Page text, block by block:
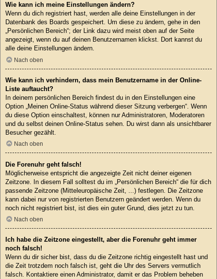
Wie kann ich meine Einstellungen ändern?
Wenn du dich registriert hast, werden alle deine Einstellungen in der
Datenbank des Boards gespeichert. Um diese zu ändern, gehe in den
„Persönlichen Bereich“; der Link dazu wird meist oben auf der Seite
angezeigt, wenn du auf deinen Benutzernamen klickst. Dort kannst du
alle deine Einstellungen ändern.
Nach oben
Wie kann ich verhindern, dass mein Benutzername in der Online-
Liste auftaucht?
In deinem persönlichen Bereich findest du in den Einstellungen eine
Option „Meinen Online-Status während dieser Sitzung verbergen“. Wenn
du diese Option einschaltest, können nur Administratoren, Moderatoren
und du selbst deinen Online-Status sehen. Du wirst dann als unsichtbarer
Besucher gezählt.
Nach oben
Die Forenuhr geht falsch!
Möglicherweise entspricht die angezeigte Zeit nicht deiner eigenen
Zeitzone. In diesem Fall solltest du im „Persönlichen Bereich“ die für dich
passende Zeitzone (Mitteleuropäische Zeit, ...) festlegen. Die Zeitzone
kann dabei nur von registrierten Benutzern geändert werden. Wenn du
noch nicht registriert bist, ist dies ein guter Grund, dies jetzt zu tun.
Nach oben
Ich habe die Zeitzone eingestellt, aber die Forenuhr geht immer
noch falsch!
Wenn du dir sicher bist, dass du die Zeitzone richtig eingestellt hast und
die Zeit trotzdem noch falsch ist, geht die Uhr des Servers vermutlich
falsch. Kontaktiere einen Administrator, damit er das Problem beheben